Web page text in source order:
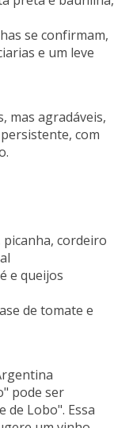
se confirmam,
e um leve
mas agradáveis,
com
cordeiro
e queijos
de tomate e
pode ser
de Lobo". Essa